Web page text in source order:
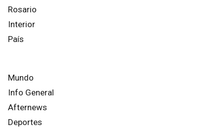
Rosario
Interior
País
Mundo
Info General
Afternews
Deportes